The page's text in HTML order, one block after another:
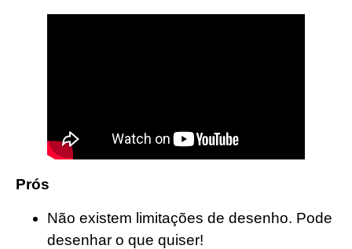
Prós
Não existem limitações de desenho. Pode
desenhar o que quiser!